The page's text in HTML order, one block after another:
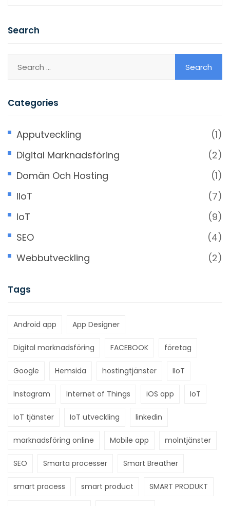
Search
Categories
Apputveckling
(1)
Digital Marknadsföring
(2)
Domän Och Hosting
(1)
IIoT
(7)
IoT
(9)
SEO
(4)
Webbutveckling
(2)
Tags
Android app App Designer
Digital marknadsföring FACEBOOK företag
Google Hemsida hostingtjänster IIoT
Instagram Internet of Things iOS app IoT
IoT tjänster IoT utveckling linkedin
marknadsföring online Mobile app molntjänster
SEO Smarta processer Smart Breather
smart process smart product SMART PRODUKT